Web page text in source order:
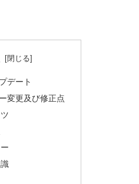
デート
変更及び修正点